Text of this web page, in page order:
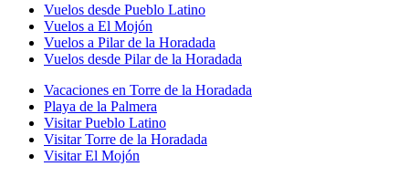
Vuelos desde Pueblo Latino
Vuelos a El Mojón
Vuelos a Pilar de la Horadada
Vuelos desde Pilar de la Horadada
Vacaciones en Torre de la Horadada
Playa de la Palmera
Visitar Pueblo Latino
Visitar Torre de la Horadada
Visitar El Mojón